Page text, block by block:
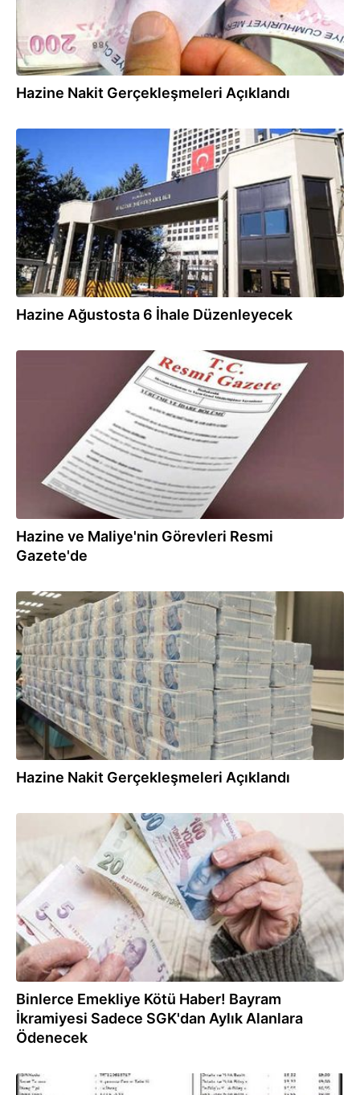
Hazine Nakit Gerçekleşmeleri Açıklandı
Hazine Ağustosta 6 İhale Düzenleyecek
Hazine ve Maliye'nin Görevleri Resmi
Gazete'de
06.07.2018
Hazine Nakit Gerçekleşmeleri Açıklandı
16.06.2018
Binlerce Emekliye Kötü Haber! Bayram
İkramiyesi Sadece SGK'dan Aylık Alanlara
Ödenecek
12.06.2018